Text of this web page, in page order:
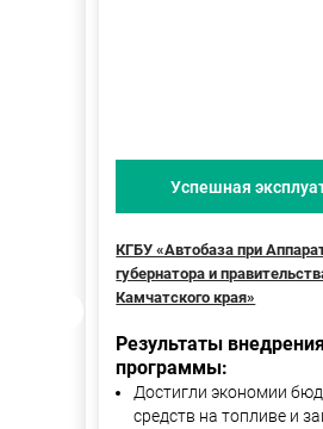
Успешная
КГБУ «Автобаза при
губернатора и
Камчатского края»
Результаты внедрения
программы:
Достигли экономии
средств на топливе и